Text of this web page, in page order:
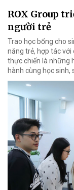
ROX Group
người trẻ
Trao học bổng cho
năng trẻ, hợp tác
thực chiến là những
hành cùng học sinh,